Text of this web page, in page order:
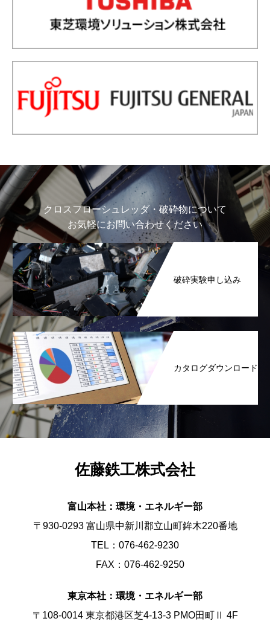
クロスフローシュレッダ・破砕物について
お気軽にお問い合わせください
破砕実験申し込み
カタログダウンロード
佐藤鉄工株式会社
富山本社：環境・エネルギー部
〒930-0293 富山県中新川郡立山町鉾木220番地
TEL：076-462-9230
FAX：076-462-9250
東京本社：環境・エネルギー部
〒108-0014 東京都港区芝4-13-3 PMO田町Ⅱ 4F